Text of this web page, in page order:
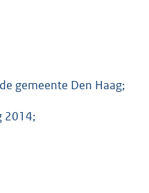
gemeente Den Haag;
2014;